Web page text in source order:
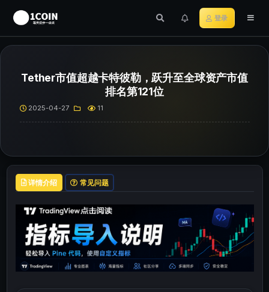
登录
Tether市值超越卡特彼勒，跃升至全球资产市值
排名第121位
2025-04-27 11
详情介绍 常见问题